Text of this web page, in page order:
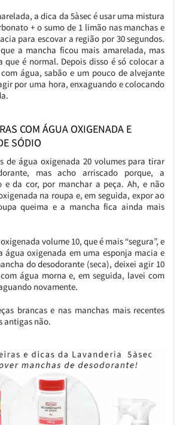
a dica da 5àsec é usar uma mistura
+ o sumo de 1 limão nas manchas e
para escovar a região por 30 segundos.
a mancha ficou mais amarelada, mas
que é normal. Depois disso é só colocar a
água, sabão e um pouco de alvejante
por uma hora, enxaguando e colocando
COM ÁGUA OXIGENADA E
SÓDIO
de água oxigenada 20 volumes para tirar
mas acho arriscado porque, a
e da cor, por manchar a peça. Ah, e não
na roupa e, em seguida, expor ao
queima e a mancha fica ainda mais
volume 10, que é mais “segura”, e
água oxigenada em uma esponja macia e
do desodorante (seca), deixei agir 10
água morna e, em seguida, lavei com
novamente.
brancas e nas manchas mais recentes
antigas não.